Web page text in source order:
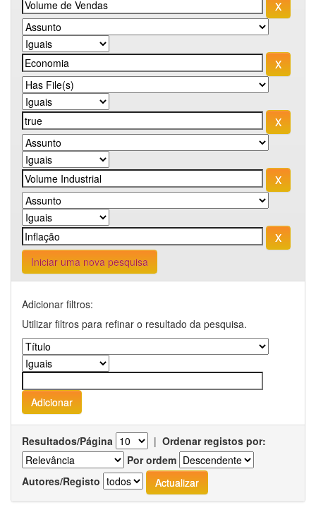
Iniciar uma nova pesquisa
Adicionar filtros:
Utilizar filtros para refinar o resultado da pesquisa.
Resultados/Página | Ordenar registos por:
Por ordem
Autores/Registo